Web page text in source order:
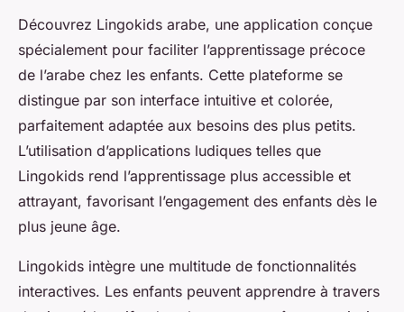
Découvrez Lingokids arabe, une application conçue
spécialement pour faciliter l’apprentissage précoce
de l’arabe chez les enfants. Cette plateforme se
distingue par son interface intuitive et colorée,
parfaitement adaptée aux besoins des plus petits.
L’utilisation d’applications ludiques telles que
Lingokids rend l’apprentissage plus accessible et
attrayant, favorisant l’engagement des enfants dès le
plus jeune âge.
Lingokids intègre une multitude de fonctionnalités
interactives. Les enfants peuvent apprendre à travers